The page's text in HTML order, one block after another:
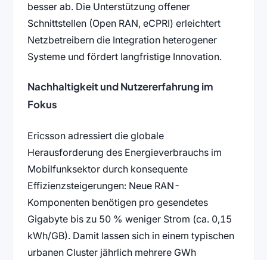
besser ab. Die Unterstützung offener
Schnittstellen (Open RAN, eCPRI) erleichtert
Netzbetreibern die Integration heterogener
Systeme und fördert langfristige Innovation.
Nachhaltigkeit und Nutzererfahrung im
Fokus
Ericsson adressiert die globale
Herausforderung des Energieverbrauchs im
Mobilfunksektor durch konsequente
Effizienzsteigerungen: Neue RAN-
Komponenten benötigen pro gesendetes
Gigabyte bis zu 50 % weniger Strom (ca. 0,15
kWh/GB). Damit lassen sich in einem typischen
urbanen Cluster jährlich mehrere GWh